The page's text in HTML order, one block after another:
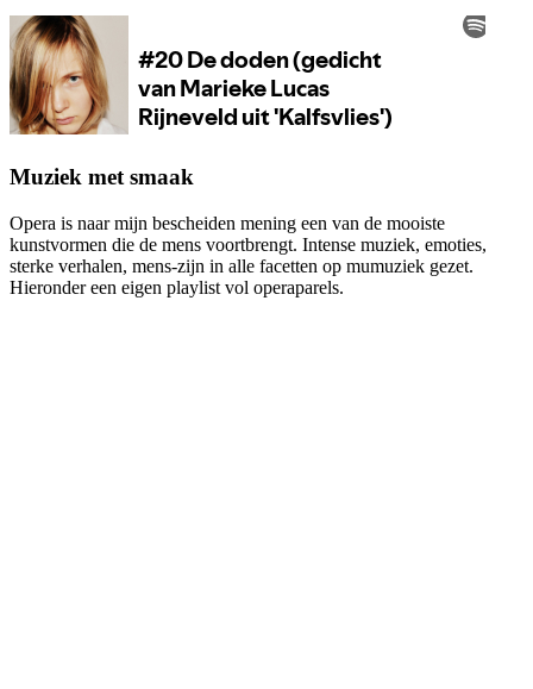
Muziek met smaak
Opera is naar mijn bescheiden mening een van de mooiste
kunstvormen die de mens voortbrengt. Intense muziek, emoties,
sterke verhalen, mens-zijn in alle facetten op mumuziek gezet.
Hieronder een eigen playlist vol operaparels.